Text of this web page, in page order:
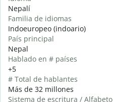
Nepalí
Familia de idiomas
Indoeuropeo (indoario)
País principal
Nepal
Hablado en # países
+5
# Total de hablantes
Más de 32 millones
Sistema de escritura / Alfabeto